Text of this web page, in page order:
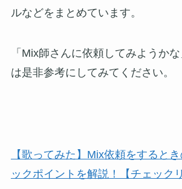
ルなどをまとめています。
「Mix師さんに依頼してみようか
は是非参考にしてみてください。
【歌ってみた】Mix依頼をすると
ックポイントを解説！【チェック